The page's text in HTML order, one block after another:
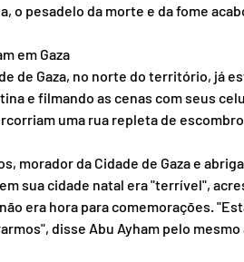
o pesadelo da morte e da fome
em Gaza
de Gaza, no norte do território, já
e filmando as cenas com seus
uma rua repleta de
morador da Cidade de Gaza e
sua cidade natal era "terrível",
era hora para comemorações.
disse Abu Ayham pelo